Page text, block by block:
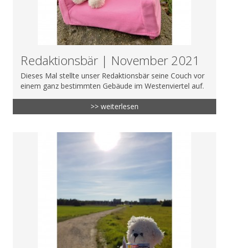
Redaktionsbär | November 2021
Dieses Mal stellte unser Redaktionsbär seine Couch vor
einem ganz bestimmten Gebäude im Westenviertel auf.
>> weiterlesen